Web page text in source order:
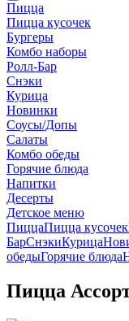
Пицца
Пицца кусочек
Бургеры
Комбо наборы
Ролл-Бар
Снэки
Курица
Новинки
Соусы/Допы
Салаты
Комбо обеды
Горячие блюда
Напитки
Десерты
Детское меню
ПиццаПицца кусочек
БарСнэкиКурица
обедыГорячие блюда
Пицца